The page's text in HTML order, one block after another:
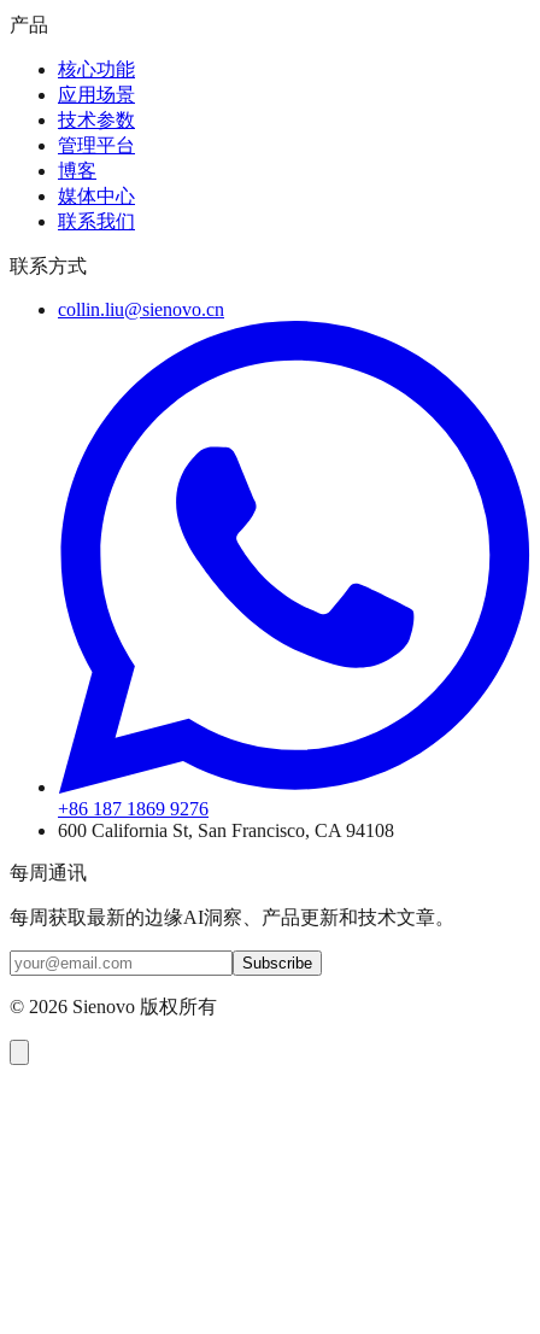
产品
核心功能
应用场景
技术参数
管理平台
博客
媒体中心
联系我们
联系方式
collin.liu@sienovo.cn
+86 187 1869 9276
600 California St, San Francisco, CA 94108
每周通讯
每周获取最新的边缘AI洞察、产品更新和技术文章。
Subscribe
© 2026 Sienovo 版权所有